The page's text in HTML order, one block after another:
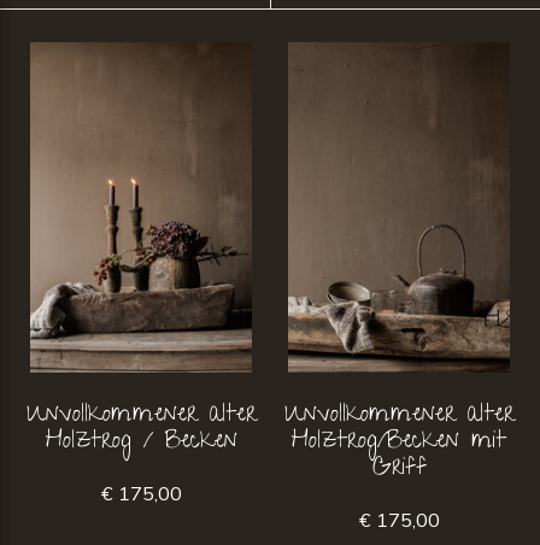
Unvollkommener alter
Holztrog / Becken
€ 175,00
Unvollkommener alter
Holztrog/Becken mit
Griff
€ 175,00